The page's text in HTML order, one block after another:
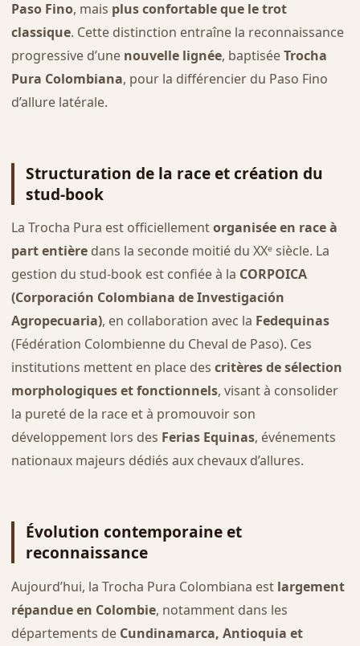
Paso Fino, mais plus confortable que le trot
classique. Cette distinction entraîne la reconnaissance
progressive d’une nouvelle lignée, baptiséeTrocha
Pura Colombiana, pour la différencier du Paso Fino
d’allure latérale.
Structuration de la race et création du
stud-book
La Trocha Pura est officiellementorganisée en race à
part entièredans la seconde moitié du XXᵉ siècle. La
gestion du stud-book est confiée à la CORPOICA
(Corporación Colombiana de Investigación
Agropecuaria), en collaboration avec la Fedequinas
(Fédération Colombienne du Cheval de Paso). Ces
institutions mettent en place des critères de sélection
morphologiques et fonctionnels, visant à consolider
la pureté de la race et à promouvoir son
développement lors des Ferias Equinas, événements
nationaux majeurs dédiés aux chevaux d’allures.
Évolution contemporaine et
reconnaissance
Aujourd’hui, la Trocha Pura Colombiana est largement
répandue en Colombie, notamment dans les
départements de Cundinamarca, Antioquia et